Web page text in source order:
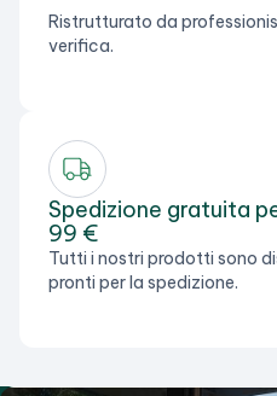
Ristrutturato da
verifica.
Spedizione gratuita
99 €
Tutti i nostri prodotti sono
pronti per la spedizione.